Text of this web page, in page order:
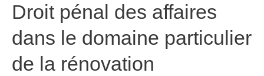
Droit pénal des affaires
dans le domaine particulier
de la rénovation